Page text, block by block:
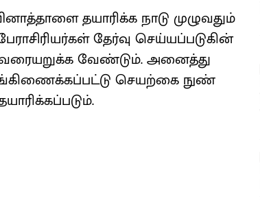
தயாரிக்க நாடு முழு​வதும்
தேர்வு செய்​யப்​படு​கின்​
வேண்​டும். அனைத்து
செயற்கை நுண்​